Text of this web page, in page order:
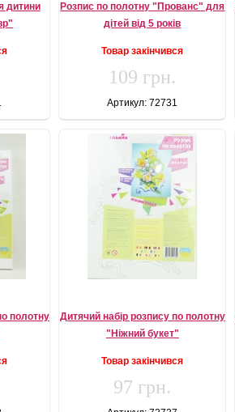
дитини
Розпис по полотну "Прованс" для
дітей від 5 років
Товар закінчився
109 грн.
Артикул: 72731
полотну
Дитячий набір розпису по полотну
"Ніжний букет"
Товар закінчився
97 грн.